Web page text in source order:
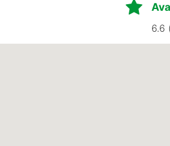
gato pra atendimento pois o
6.6